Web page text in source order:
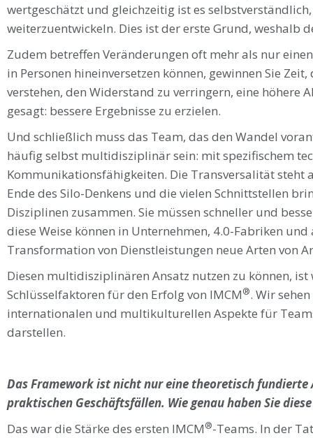
wertgeschätzt und gleichzeitig ist es
weiterzuentwickeln. Dies ist der erste Grund, weshalb
Zudem betreffen Veränderungen oft mehr als nur
in Personen hineinversetzen können, gewinnen Sie
verstehen, den Widerstand zu verringern, eine höhere
gesagt: bessere Ergebnisse zu erzielen.
Und schließlich muss das Team, das den Wandel
häufig selbst multidisziplinär sein: mit spezifischem
Kommunikationsfähigkeiten. Die Transversalität steht
Ende des Silo-Denkens und die vielen Schnittstellen
Disziplinen zusammen. Sie müssen schneller und
diese Weise können in Unternehmen, 4.0-Fabriken
Transformation von Dienstleistungen neue Arten von
Diesen multidisziplinären Ansatz nutzen zu können,
Schlüsselfaktoren für den Erfolg von IMCM®. Wir
internationalen und multikulturellen Aspekte für
darstellen.
Das Framework ist nicht nur eine theoretisch
praktischen Geschäftsfällen. Wie genau haben Sie
Das war die Stärke des ersten IMCM®-Teams. In der